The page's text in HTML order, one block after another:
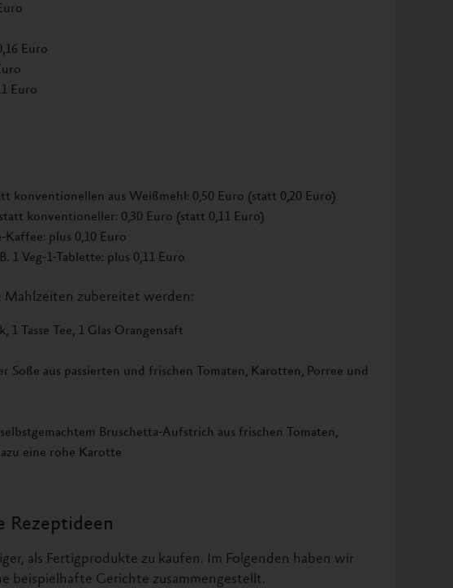
Euro
Euro
konventionellen aus Weißmehl: 0,50 Euro (statt 0,20 Euro)
konventioneller: 0,30 Euro (statt 0,11 Euro)
plus 0,10 Euro
1 Veg-1-Tablette: plus 0,11 Euro
Mahlzeiten zubereitet werden:
Tasse Tee, 1 Glas Orangensaft
Soße aus passierten und frischen Tomaten, Karotten, Porree und
Bruschetta-Aufstrich aus frischen Tomaten,
eine rohe Karotte
Rezeptideen
als Fertigprodukte zu kaufen. Im Folgenden haben wir
beispielhafte Gerichte zusammengestellt.